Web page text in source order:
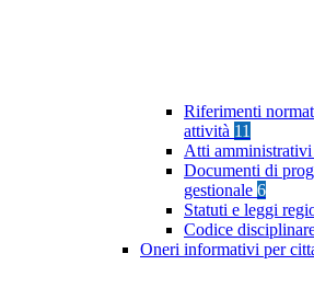
Riferimenti
attività 11
Atti amministrativi
Documenti di
gestionale 6
Statuti e leggi
Codice
Oneri informativi per